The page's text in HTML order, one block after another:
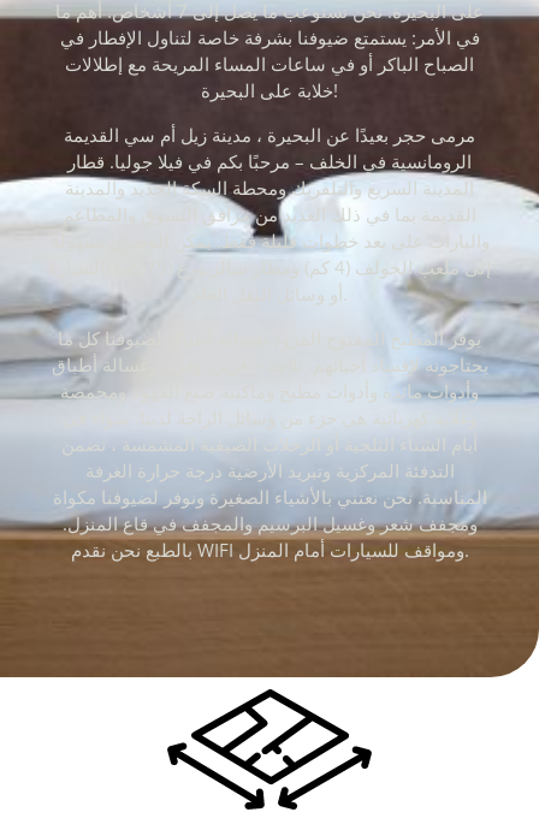
على البحيرة. نحن تستوعب ما يصل إلى 7 أشخاص. أهم ما
في الأمر: يستمتع ضيوفنا بشرفة خاصة لتناول الإفطار في
الصباح الباكر أو في ساعات المساء المريحة مع إطلالات
خلابة على البحيرة!
مرمى حجر بعيدًا عن البحيرة ، مدينة زيل أم سي القديمة
الرومانسية في الخلف – مرحبًا بكم في فيلا جوليا. قطار
المدينة السريع والتلفريك ومحطة السكة الحديد والمدينة
القديمة بما في ذلك العديد من مرافق التسوق والمطاعم
والبارات على بعد خطوات قليلة فقط. يمكن الوصول بسهولة
أو وسائل النقل العام.
يوفر المطبخ المفتوح المزود بغسالة أطباق لضيوفنا كل ما
يحتاجونه لإفساد أحبائهم: ثلاجة – فريزر وفرن وغسالة أطباق
وأدوات مائدة وأدوات مطبخ وماكينة صنع القهوة ومحمصة
وغلاية كهربائية هي جزء من وسائل الراحة لدينا. سواء في
أيام الشتاء الثلجية أو الرحلات الصيفية المشمسة ، تضمن
التدفئة المركزية وتبريد الأرضية درجة حرارة الغرفة
المناسبة. نحن نعتني بالأشياء الصغيرة ونوفر لضيوفنا مكواة
ومجفف شعر وغسيل البرسيم والمجفف في قاع المنزل.
بالطبع نحن نقدم WIFI ومواقف للسيارات أمام المنزل.